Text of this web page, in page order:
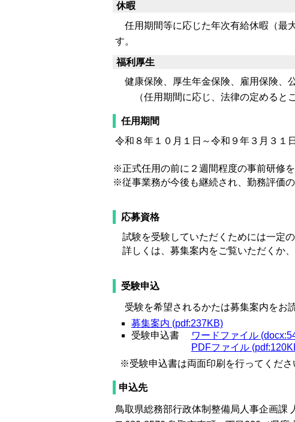
休暇
任用期間等に応じた年次有給休暇（最
す。
福利厚生
健康保険、厚生年金保険、雇用保険、
（任用期間に応じ、法律の定めるとこ
任用期間
令和８年１０月１日～令和９年３月３１日
※正式任用の前に２週間程度の事前研修を
※従事業務が今後も継続され、勤務評価
応募資格
試験を受験していただくためには一定の
詳しくは、募集案内をご覧いただくか
受験申込
受験を希望されるかたは募集案内をお
募集案内 (pdf:237KB)
受験申込書
ワードファイル
PDFファイル
※受験申込書は両面印刷を行ってくださ
申込先
鳥取県総務部行政体制整備局人事企画課